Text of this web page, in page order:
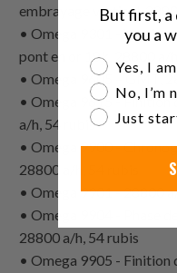
embrayage vertical,
• Omega 9301 -
pont en or 18k, 28800 a/
• Omega 9605 – GMT,
• Omega 9615 - Finition
a/h, 54 rubis
• Omega 9900 -
28800 a/h, 54 rubis
• Omega 9901 - 28800
• Omega 9904 - Phase
28800 a/h, 54 rubis
• Omega 9905 - Finition
But first, a
you a
Are you a
Yes, I am
No, I’m
Just